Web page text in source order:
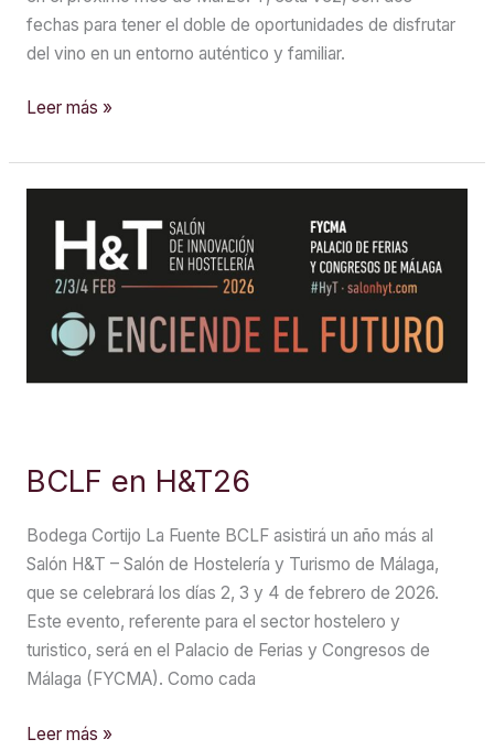
fechas para tener el doble de oportunidades de disfrutar
del vino en un entorno auténtico y familiar.
Experiencias
en
Marzo
Leer más »
BCLF en H&T26
Bodega Cortijo La Fuente BCLF asistirá un año más al
Salón H&T – Salón de Hostelería y Turismo de Málaga,
que se celebrará los días 2, 3 y 4 de febrero de 2026.
Este evento, referente para el sector hostelero y
turistico, será en el Palacio de Ferias y Congresos de
Málaga (FYCMA). Como cada
BCLF
Leer más »